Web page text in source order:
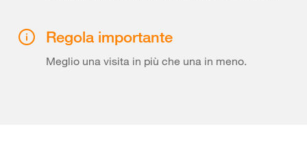
Regola importante
Meglio una visita in più che una in meno.